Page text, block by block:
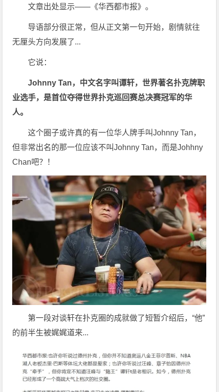
文章出处显示——《华西都市报》。
导语部分很正常，但从正文第一句开始，剧情就往
无厘头方向发展了...
它说：
Johnny Tan，中文名字叫谭轩，世界著名扑克牌职
业选手，是首位夺得世界扑克巡回赛总决赛冠军的华
人。
这个圈子或许真的有一位华人牌手叫Johnny Tan，
但非常出名的那一位应该不叫Johnny Tan，而是Johhny
Chan吧？！
第一段对谈轩在扑克圈的成就做了短暂介绍后，“他”
的前半生被娓娓道来...